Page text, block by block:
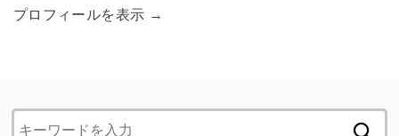
プロフィールを表示 →